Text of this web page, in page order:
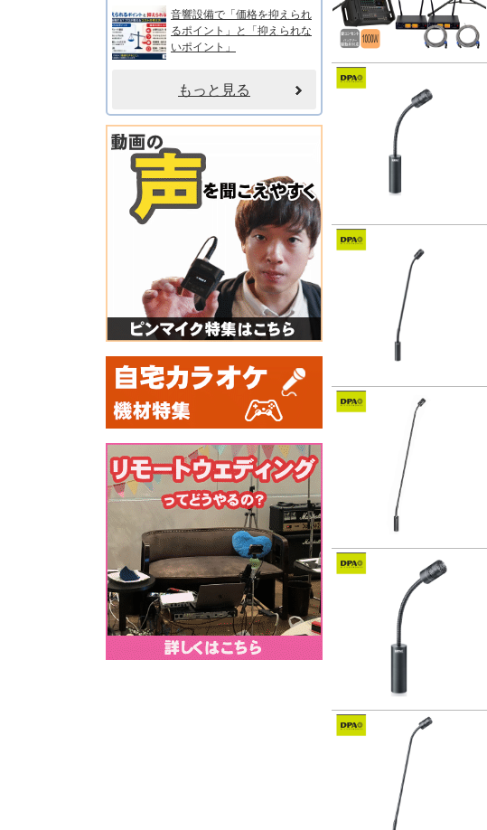
音響設備で「価格を抑えられ
るポイント」と「抑えられな
いポイント」
もっと見る